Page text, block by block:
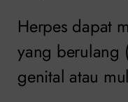
Herpes dapat
yang berulang
genital atau